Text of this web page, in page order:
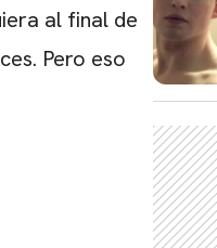
al final de
Pero eso